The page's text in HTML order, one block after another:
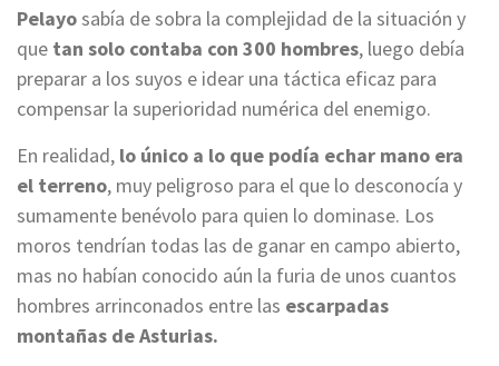
Pelayosabía de sobra la complejidad de la situación y
que tan solo contaba con 300 hombres, luego debía
preparar a los suyos e idear una táctica eficaz para
compensar la superioridad numérica del enemigo.
En realidad, lo único a lo que podía echar mano era
el terreno, muy peligroso para el que lo desconocía y
sumamente benévolo para quien lo dominase. Los
moros tendrían todas las de ganar en campo abierto,
mas no habían conocido aún la furia de unos cuantos
hombres arrinconados entre las escarpadas
montañas de Asturias.